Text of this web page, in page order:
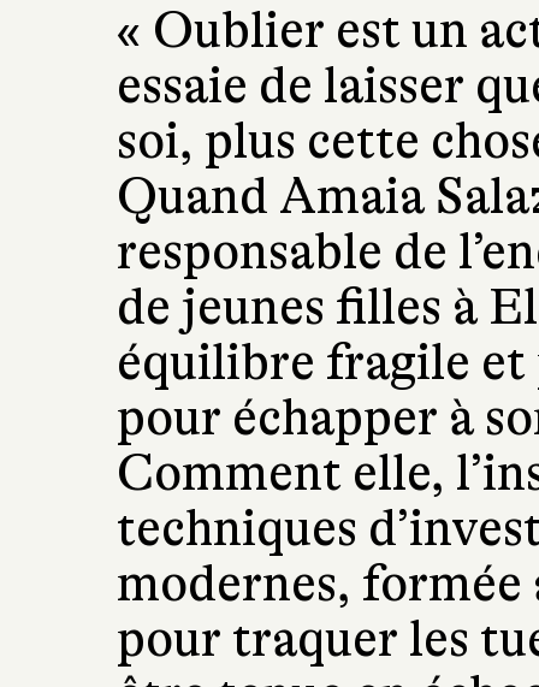
« Oublier est un
essaie de laisser
soi, plus cette
Quand Amaia
responsable de
de jeunes filles à
équilibre fragile
pour échapper à
Comment elle,
techniques
modernes,
pour traquer les